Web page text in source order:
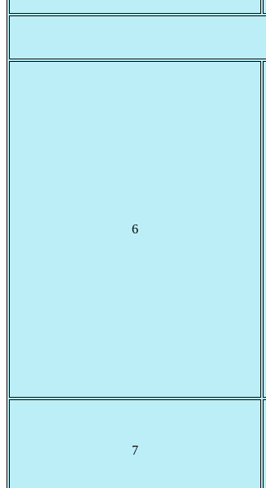
6
7